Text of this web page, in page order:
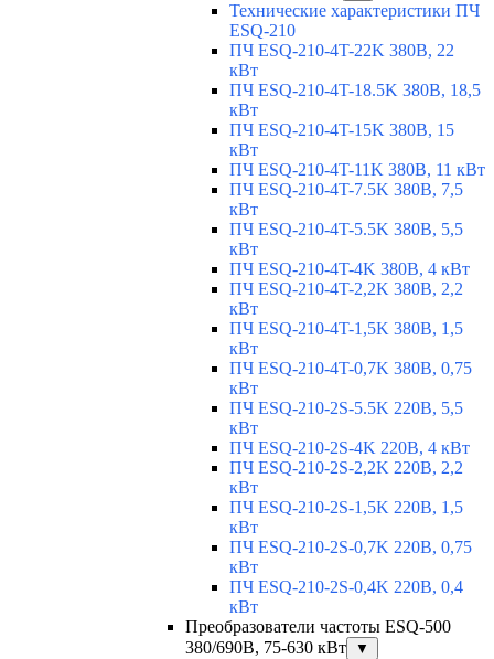
Технические характеристики ПЧ
ESQ-210
ПЧ ESQ-210-4T-22K 380В, 22
кВт
ПЧ ESQ-210-4T-18.5K 380В, 18,5
кВт
ПЧ ESQ-210-4T-15K 380В, 15
кВт
ПЧ ESQ-210-4T-11K 380В, 11 кВт
ПЧ ESQ-210-4T-7.5K 380В, 7,5
кВт
ПЧ ESQ-210-4T-5.5K 380В, 5,5
кВт
ПЧ ESQ-210-4T-4K 380В, 4 кВт
ПЧ ESQ-210-4T-2,2K 380В, 2,2
кВт
ПЧ ESQ-210-4T-1,5K 380В, 1,5
кВт
ПЧ ESQ-210-4T-0,7K 380В, 0,75
кВт
ПЧ ESQ-210-2S-5.5K 220В, 5,5
кВт
ПЧ ESQ-210-2S-4K 220В, 4 кВт
ПЧ ESQ-210-2S-2,2K 220В, 2,2
кВт
ПЧ ESQ-210-2S-1,5K 220В, 1,5
кВт
ПЧ ESQ-210-2S-0,7K 220В, 0,75
кВт
ПЧ ESQ-210-2S-0,4K 220В, 0,4
кВт
Преобразователи частоты ESQ-500
380/690В, 75-630 кВт
▼